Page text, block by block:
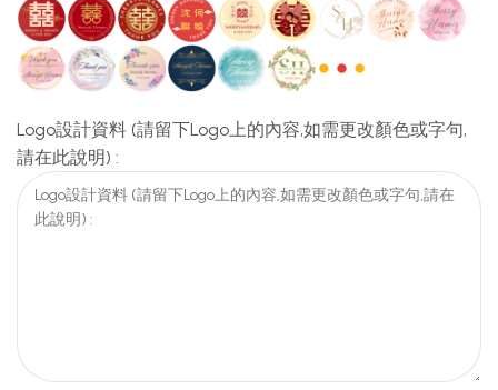
Logo設計資料 (請留下Logo上的內容,如需更改顏色或字句,
請在此說明) :